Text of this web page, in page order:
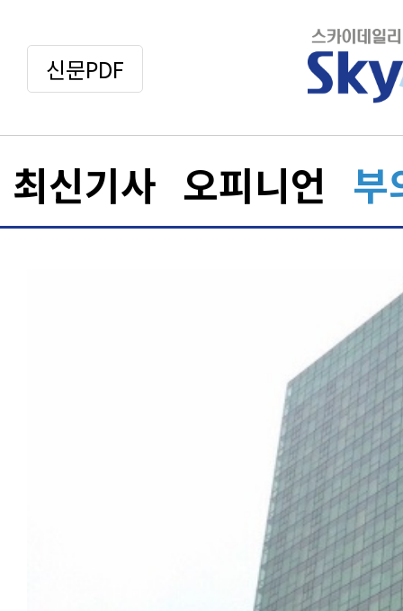
신문PDF
최신기사 오피니언 부